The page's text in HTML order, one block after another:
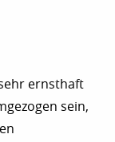
ernsthaft
sein,